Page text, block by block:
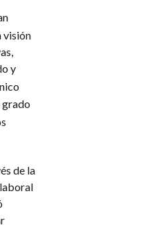
visión
y
grado
de la